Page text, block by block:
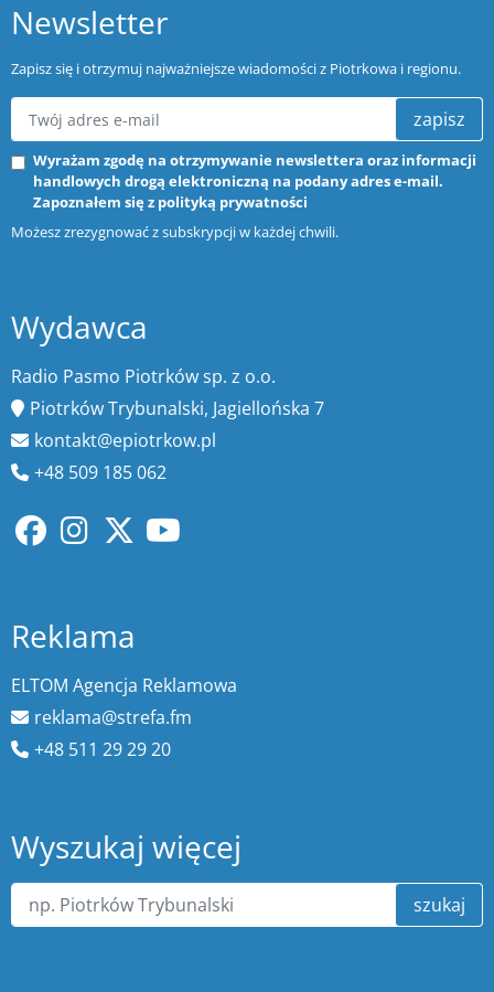
Newsletter
Zapisz się i otrzymuj najważniejsze wiadomości z Piotrkowa i regionu.
zapisz
Wyrażam zgodę na otrzymywanie newslettera oraz informacji
handlowych drogą elektroniczną na podany adres e-mail.
Zapoznałem się z polityką prywatności
Możesz zrezygnować z subskrypcji w każdej chwili.
Wydawca
Radio Pasmo Piotrków sp. z o.o.
Piotrków Trybunalski, Jagiellońska 7
kontakt@epiotrkow.pl
+48 509 185 062
Reklama
ELTOM Agencja Reklamowa
reklama@strefa.fm
+48 511 29 29 20
Wyszukaj więcej
szukaj